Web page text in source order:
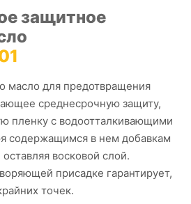
защитное
масло для предотвращения
среднесрочную защиту,
пленку с водоотталкивающими
содержащимся в нем добавкам
восковой слой.
присадке гарантирует,
точек.